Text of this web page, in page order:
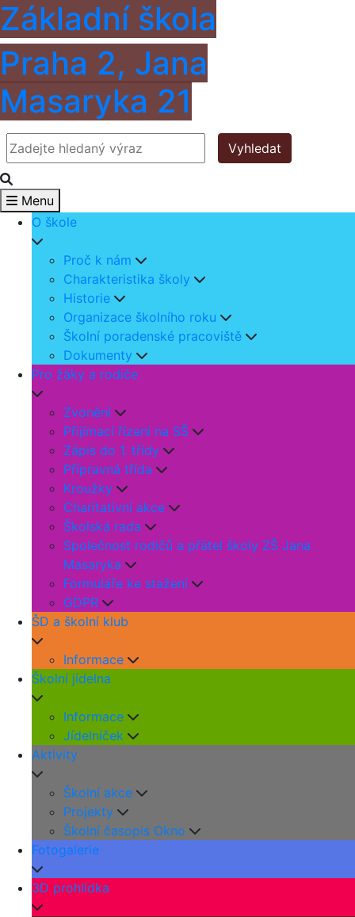
Základní škola
Praha 2, Jana
Masaryka 21
Vyhledat
Menu
O škole
Proč k nám
Charakteristika školy
Historie
Organizace školního roku
Školní poradenské pracoviště
Dokumenty
Pro žáky a rodiče
Zvonění
Přijímací řízení na SŠ
Zápis do 1. třídy
Přípravná třída
Kroužky
Charitativní akce
Školská rada
Společnost rodičů a přátel školy ZŠ Jana
Masaryka
Formuláře ke stažení
GDPR
ŠD a školní klub
Informace
Školní jídelna
Informace
Jídelníček
Aktivity
Školní akce
Projekty
Školní časopis Okno
Fotogalerie
3D prohlídka